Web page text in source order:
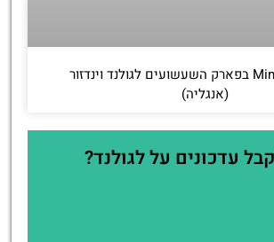
מתחם Miniland בפארק השעשועים לגולנד וינדזור
(אנגליה)
עדכונים על לגולנד?